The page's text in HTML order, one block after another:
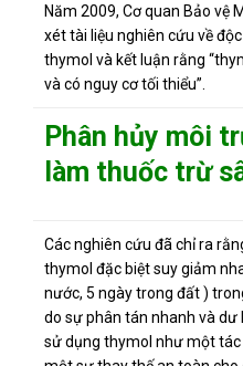
Năm 2009, Cơ quan Bảo vệ
xét tài liệu nghiên cứu về
thymol và kết luận rằng
và có nguy cơ tối thiểu”.
Phân hủy môi
làm thuốc trừ
Các nghiên cứu đã chỉ ra
thymol đặc biệt suy giảm
nước, 5 ngày trong đất)
do sự phân tán nhanh và dư
sử dụng thymol như một